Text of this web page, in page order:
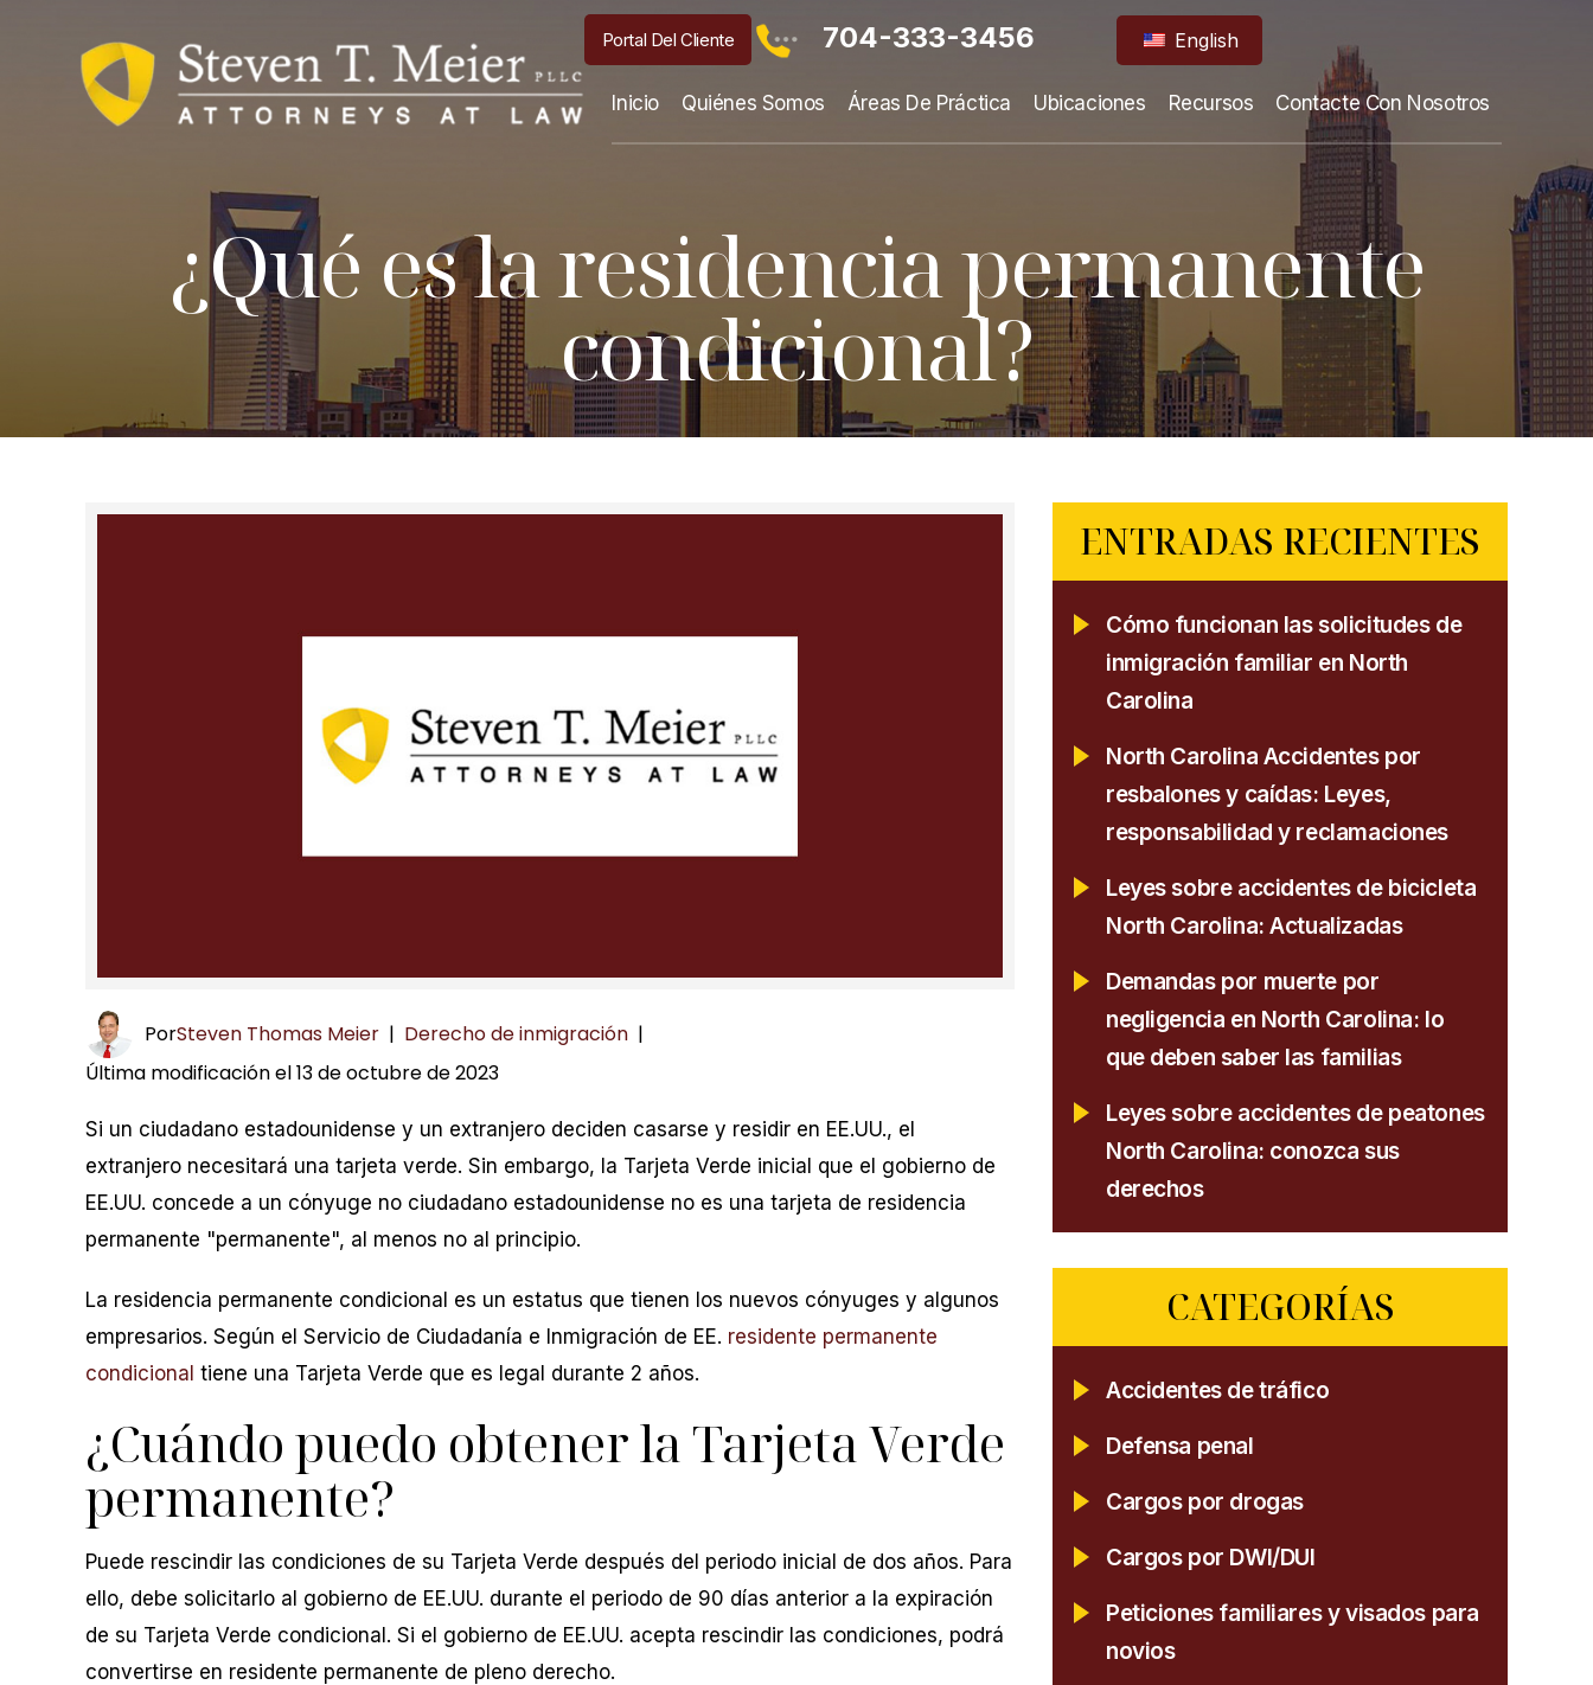
Portal Del Cliente 704-333-3456 English
Inicio Quiénes Somos Áreas De Práctica Ubicaciones Recursos Contacte Con Nosotros
¿Qué es la residencia permanente
condicional?
PorSteven Thomas Meier | Derecho de inmigración |
Última modificación el 13 de octubre de 2023
Si un ciudadano estadounidense y un extranjero deciden casarse y residir en EE.UU., el
extranjero necesitará una tarjeta verde. Sin embargo, la Tarjeta Verde inicial que el gobierno de
EE.UU. concede a un cónyuge no ciudadano estadounidense no es una tarjeta de residencia
permanente "permanente", al menos no al principio.
La residencia permanente condicional es un estatus que tienen los nuevos cónyuges y algunos
empresarios. Según el Servicio de Ciudadanía e Inmigración de EE. residente permanente
condicional tiene una Tarjeta Verde que es legal durante 2 años.
¿Cuándo puedo obtener la Tarjeta Verde
permanente?
Puede rescindir las condiciones de su Tarjeta Verde después del periodo inicial de dos años. Para
ello, debe solicitarlo al gobierno de EE.UU. durante el periodo de 90 días anterior a la expiración
de su Tarjeta Verde condicional. Si el gobierno de EE.UU. acepta rescindir las condiciones, podrá
convertirse en residente permanente de pleno derecho.
ENTRADAS RECIENTES
Cómo funcionan las solicitudes de
inmigración familiar en North
Carolina
North Carolina Accidentes por
resbalones y caídas: Leyes,
responsabilidad y reclamaciones
Leyes sobre accidentes de bicicleta
North Carolina: Actualizadas
Demandas por muerte por
negligencia en North Carolina: lo
que deben saber las familias
Leyes sobre accidentes de peatones
North Carolina: conozca sus
derechos
CATEGORÍAS
Accidentes de tráfico
Defensa penal
Cargos por drogas
Cargos por DWI/DUI
Peticiones familiares y visados para
novios